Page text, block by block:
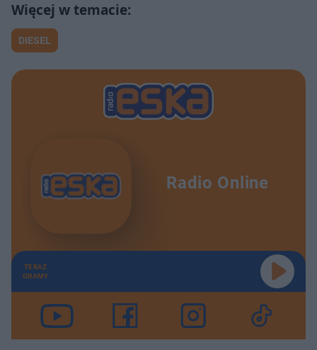
DIESEL
Radio Online
TERAZ
GRAMY